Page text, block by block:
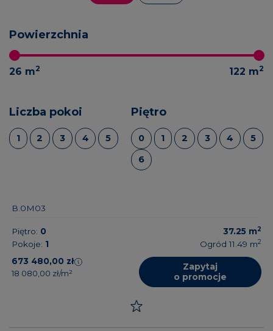
Powierzchnia
26 m2 122 m2
Liczba pokoi
1 2 3 4 5
Piętro
0 1 2 3 4
5
6
B.0M03
Piętro: 0
Pokoje: 1
673 480,00 zł
18 080,00 zł/m²
37.25 m2
Ogród 11.49 m2
Zapytaj
o promocje